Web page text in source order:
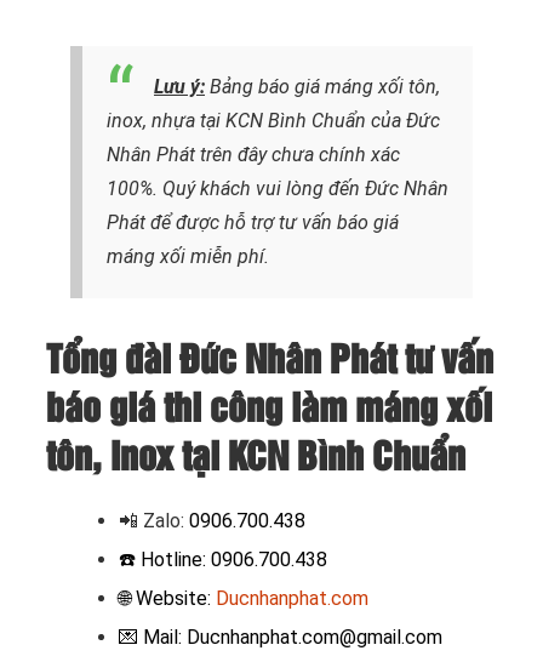
Lưu ý: Bảng báo giá máng xối tôn,
inox, nhựa tại KCN Bình Chuẩn của Đức
Nhân Phát trên đây chưa chính xác
100%. Quý khách vui lòng đến Đức Nhân
Phát để được hỗ trợ tư vấn báo giá
máng xối miễn phí.
Tổng đài Đức Nhân Phát tư vấn
báo giá thi công làm máng xối
tôn, Inox tại KCN Bình Chuẩn
📲 Zalo: 0906.700.438
☎️ Hotline: 0906.700.438
🌐 Website: Ducnhanphat.com
💌 Mail: Ducnhanphat.com@gmail.com